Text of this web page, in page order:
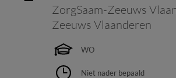
ZorgSaam-Zeeuws
Zeeuws Vlaanderen
WO
Niet nader bepaald